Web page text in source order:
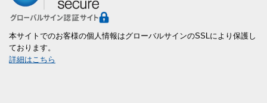
本サイトでのお客様の個人情報はグローバルサインのSSLにより保護し
ております。
詳細はこちら